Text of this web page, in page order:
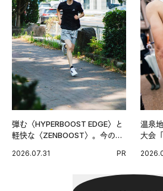
弾む〈HYPERBOOST EDGE〉と
軽快な〈ZENBOOST〉。今の時
出した新機軸。
2026.07.31 PR
温泉
大会
戦を